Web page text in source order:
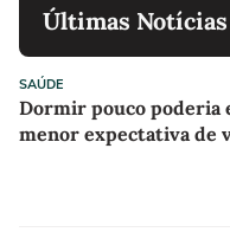
Últimas Notícias
SAÚDE
Dormir pouco poderia
menor expectativa de